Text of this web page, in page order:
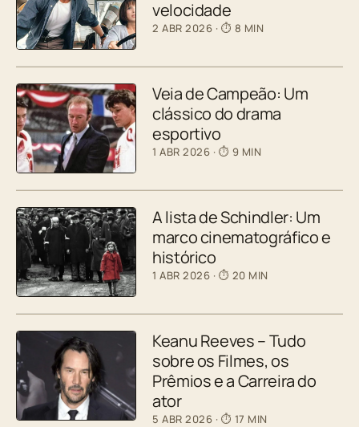
velocidade
2 ABR 2026 · ⏱ 8 MIN
Veia de Campeão: Um
clássico do drama
esportivo
1 ABR 2026 · ⏱ 9 MIN
A lista de Schindler: Um
marco cinematográfico e
histórico
1 ABR 2026 · ⏱ 20 MIN
Keanu Reeves – Tudo
sobre os Filmes, os
Prêmios e a Carreira do
ator
5 ABR 2026 · ⏱ 17 MIN